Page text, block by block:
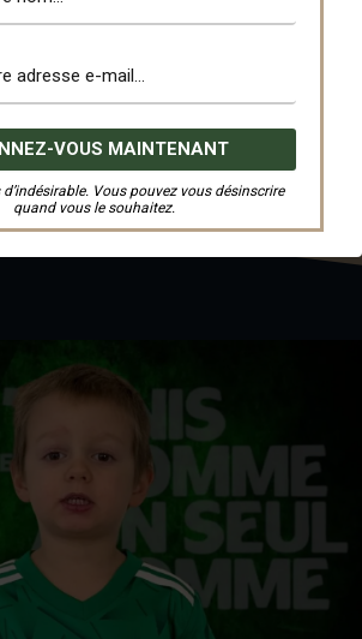
Vous pouvez vous désinscrire
quand vous le souhaitez.
CANNEAU